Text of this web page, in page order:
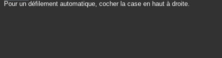
Pour un défilement automatique, cocher la case en haut à droite.